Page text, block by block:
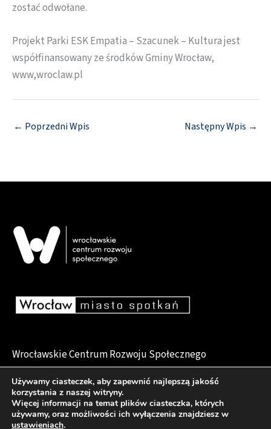
zostać odwołane.
Projekt Parki ESK Empatia – Szacunek – Kultura jest
współfinansowany ze środków Gminy Wrocław,
www,wroclaw.pl
← Poprzedni Wpis Następny Wpis →
Wrocławskie Centrum Rozwoju Społecznego
pl. Dominikański 6, 50-159 Wrocław
Deklaracja dostępności
Używamy ciasteczek, aby zapewnić najlepszą jakość
korzystania z naszej witryny.
Więcej informacji na temat plików ciasteczka, których
używamy, oraz możliwości ich wyłączenia znajdziesz w
ustawieniach.